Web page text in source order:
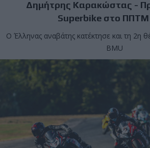
Δημήτρης Καρακώστας -
Superbike στο ΠΠΤΜ
Ο Έλληνας αναβάτης κατέκτησε και τη 2η
BMU